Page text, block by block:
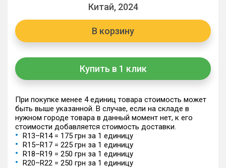
Китай, 2024
В корзину
Купить в 1 клик
При покупке менее 4 единиц товара стоимость может
быть выше указанной. В случае, если на складе в
нужном городе товара в данный момент нет, к его
стоимости добавляется стоимость доставки.
R13–R14 = 175 грн за 1 единицу
R15–R17 = 225 грн за 1 единицу
R18–R19 = 250 грн за 1 единицу
R20–R22 = 250 грн за 1 единицу